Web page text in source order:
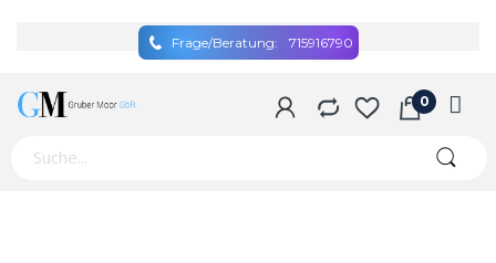
Frage/Beratung: 715916790